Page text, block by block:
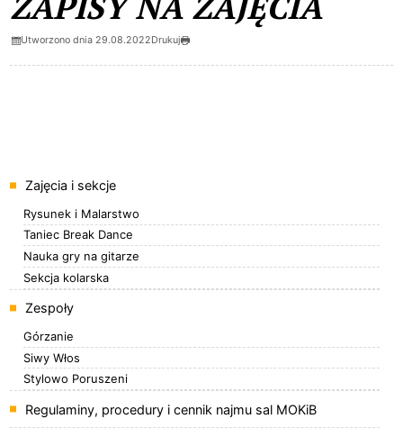
Utworzono dnia 29.08.2022Drukuj
Menu
Zajęcia i sekcje
Rysunek i Malarstwo
Taniec Break Dance
Nauka gry na gitarze
Sekcja kolarska
Zespoły
Górzanie
Siwy Włos
Stylowo Poruszeni
Regulaminy, procedury i cennik najmu sal MOKiB